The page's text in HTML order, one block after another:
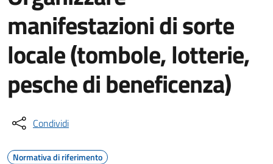
manifestazioni di sorte
locale (tombole, lotterie,
pesche di beneficenza)
Condividi
Normativa di riferimento